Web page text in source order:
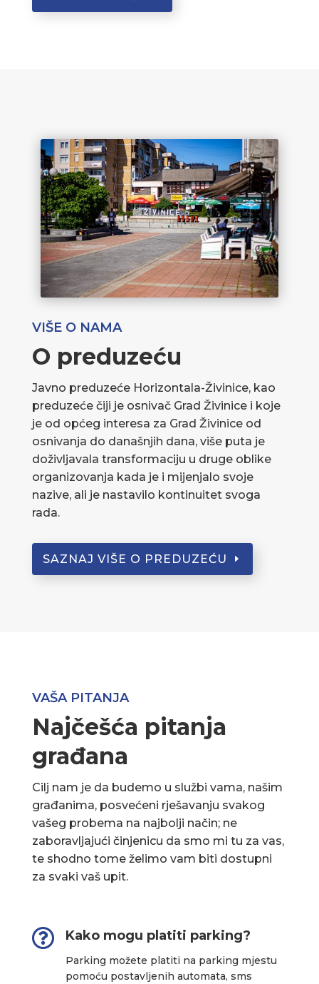
VIŠE O NAMA
O preduzeću
Javno preduzeće Horizontala-Živinice, kao
preduzeće čiji je osnivač Grad Živinice i koje
je od općeg interesa za Grad Živinice od
osnivanja do današnjih dana, više puta je
doživljavala transformaciju u druge oblike
organizovanja kada je i mijenjalo svoje
nazive, ali je nastavilo kontinuitet svoga
rada.
SAZNAJ VIŠE O PREDUZEĆU
VAŠA PITANJA
Najčešća pitanja
građana
Cilj nam je da budemo u službi vama, našim
građanima, posvećeni rješavanju svakog
vašeg probema na najbolji način; ne
zaboravljajući činjenicu da smo mi tu za vas,
te shodno tome želimo vam biti dostupni
za svaki vaš upit.
 Kako mogu platiti parking?
Parking možete platiti na parking mjestu
pomoću postavljenih automata, sms